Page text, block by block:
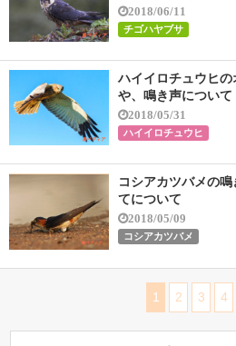
2018/06/11
チゴハヤブサ
ハイイロチュウヒ
や、鳴き声について
2018/05/31
ハイイロチュウヒ
コシアカツバメの
てについて
2018/05/09
コシアカツバメ
1 2 3 4